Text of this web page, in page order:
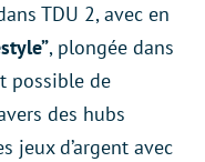
TDU 2, avec en
, plongée dans
possible de
des hubs
jeux d’argent avec